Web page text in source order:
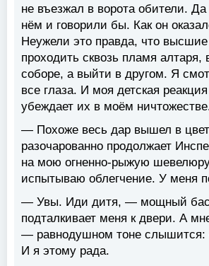
не въезжал в ворота обители. Да
нём и говорили бы. Как он
Неужели это правда, что
проходить сквозь пламя алтаря,
соборе, а выйти в другом. Я
все глаза. И моя детская
убеждает их в моём
— Похоже весь дар вышел в
разочарованно продолжает
на мою огненно-рыжую
испытываю облегчение. У меня
— Увы. Иди дитя, — мощный
подталкивает меня к двери. А
— равнодушном тоне слышится:
И я этому рада.